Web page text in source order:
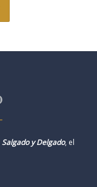
Salgado y Delgado, el